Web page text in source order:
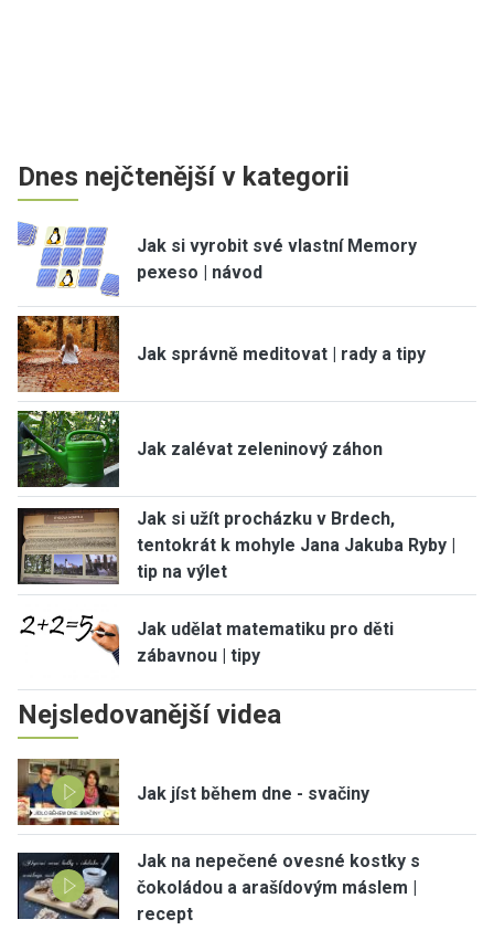
Dnes nejčtenější v kategorii
Jak si vyrobit své vlastní Memory
pexeso | návod
Jak správně meditovat | rady a tipy
Jak zalévat zeleninový záhon
Jak si užít procházku v Brdech,
tentokrát k mohyle Jana Jakuba Ryby |
tip na výlet
Jak udělat matematiku pro děti
zábavnou | tipy
Nejsledovanější videa
Jak jíst během dne - svačiny
Jak na nepečené ovesné kostky s
čokoládou a arašídovým máslem |
recept